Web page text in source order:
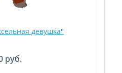
девушка"
руб.